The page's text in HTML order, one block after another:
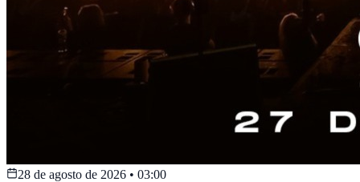
28 de agosto de 2026 • 03:00